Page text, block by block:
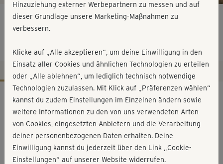
Beach Body Stretching
Workout-Facts
mittelschwer
9 Min
18 kcal
Stefanie Rohr
Hinzuziehung externer Werbepartnern zu messen und auf
dieser Grundlage unsere Marketing-Maßnahmen zu
verbessern.
Klicke auf „Alle akzeptieren“, um deine Einwilligung in den
Einsatz aller Cookies und ähnlichen Technologien zu erteilen
oder „Alle ablehnen“, um lediglich technisch notwendige
Technologien zuzulassen. Mit Klick auf „Präferenzen wählen“
kannst du zudem Einstellungen im Einzelnen ändern sowie
weitere Informationen zu den von uns verwendeten Arten
von Cookies, eingesetzten Anbietern und die Verarbeitung
deiner personenbezogenen Daten erhalten. Deine
Einwilligung kannst du jederzeit über den Link „Cookie-
Einstellungen“ auf unserer Website widerrufen.